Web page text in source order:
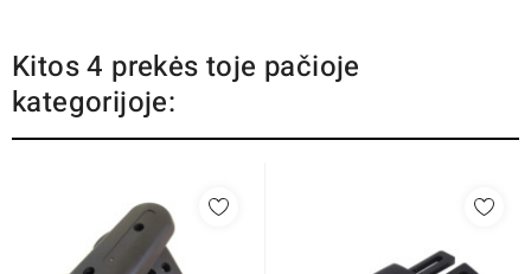
Kitos 4 prekės toje pačioje
kategorijoje: